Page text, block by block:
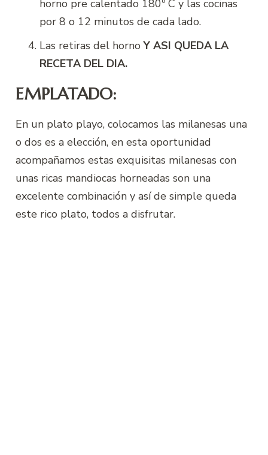
horno pre calentado 180º C y las cocinas
por 8 o 12 minutos de cada lado.
Las retiras del hornoY ASI QUEDA LA
RECETA DEL DIA.
EMPLATADO:
En un plato playo, colocamos las milanesas una
o dos es a elección, en esta oportunidad
acompañamos estas exquisitas milanesas con
unas ricas mandiocas horneadas son una
excelente combinación y así de simple queda
este rico plato, todos a disfrutar.